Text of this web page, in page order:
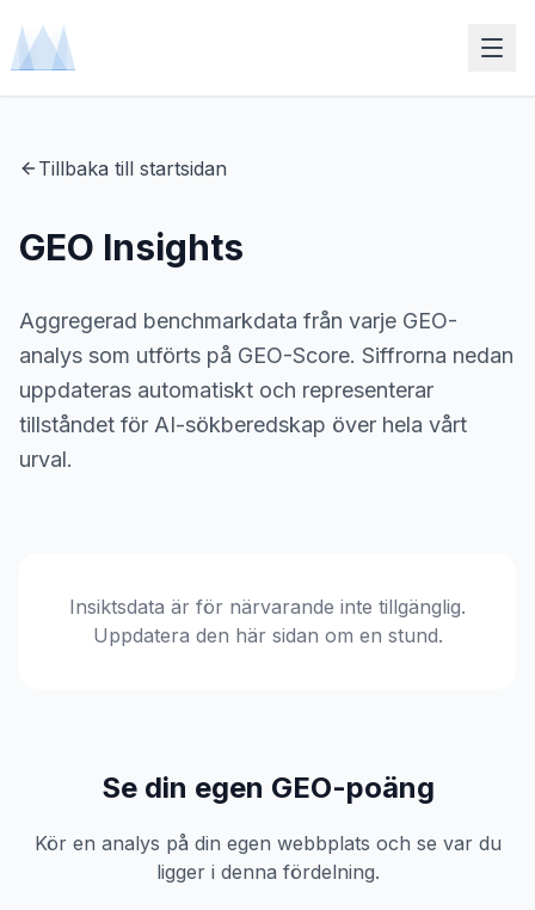
Tillbaka till startsidan
GEO Insights
Aggregerad benchmarkdata från varje GEO-
analys som utförts på GEO-Score. Siffrorna nedan
uppdateras automatiskt och representerar
tillståndet för AI-sökberedskap över hela vårt
urval.
Insiktsdata är för närvarande inte tillgänglig.
Uppdatera den här sidan om en stund.
Se din egen GEO-poäng
Kör en analys på din egen webbplats och se var du
ligger i denna fördelning.